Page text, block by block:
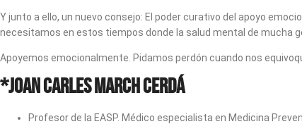
Y junto a ello, un nuevo consejo: El poder curativo del apoyo
necesitamos en estos tiempos donde la salud mental de mucha
Apoyemos emocionalmente. Pidamos perdón cuando nos
*Joan Carles March Cerdá
Profesor de la EASP. Médico especialista en Medicina